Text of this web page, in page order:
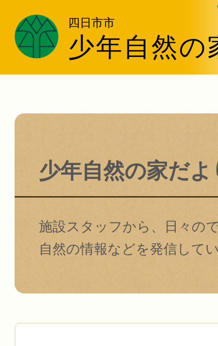
四日市市
少年自然の
少年自然の家だよ
施設スタッフから、日々の
自然の情報などを発信して